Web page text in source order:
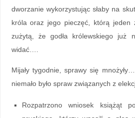
dworzanie wykorzystując słaby na
króla oraz jego pieczęć, którą jeden
zużytą, że godła królewskiego już
widać….
Mijały tygodnie, sprawy się
niemało było spraw związanych z
Rozpatrzono wniosek książąt